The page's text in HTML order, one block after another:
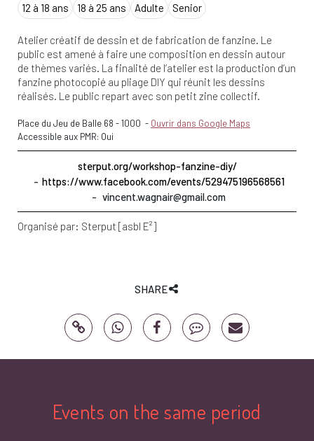
12 à 18 ans 18 à 25 ans Adulte Senior
Atelier créatif de dessin et de fabrication de fanzine. Le
public est amené à faire une composition en dessin autour
de thèmes variés. La finalité de l’atelier est la production d’un
fanzine photocopié au pliage DIY qui réunit les dessins
réalisés. Le public repart avec son petit zine collectif.
Place du Jeu de Balle 68 -1000 - Ouvrir dans Google Maps
Accessible aux PMR: Oui
sterput.org/workshop-fanzine-diy/
https://www.facebook.com/events/529475196568561
vincent.wagnair@gmail.com
Organisé par: Sterput [asbl E²]
SHARE
Events on the same period